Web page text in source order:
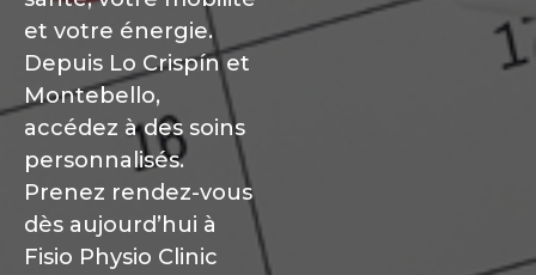
et votre énergie.
Depuis Lo Crispín et
Montebello,
accédez à des soins
personnalisés.
Prenez rendez-vous
dès aujourd’hui à
Fisio Physio Clinic